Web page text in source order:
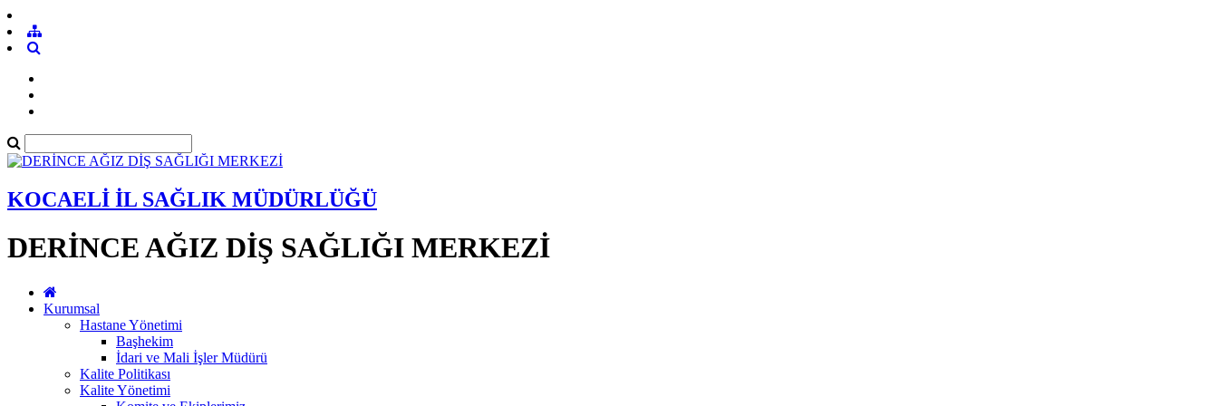
KOCAELİ İL SAĞLIK MÜDÜRLÜĞÜ
DERİNCE AĞIZ DİŞ SAĞLIĞI MERKEZİ
Kurumsal
Hastane Yönetimi
Başhekim
İdari ve Mali İşler Müdürü
Kalite Politikası
Kalite Yönetimi